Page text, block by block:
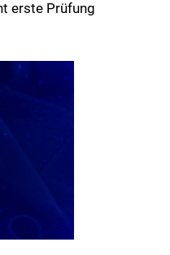
erste Prüfung